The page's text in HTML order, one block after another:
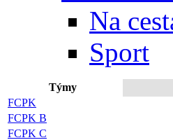
Na
Sport
Týmy
FCPK
FCPK B
FCPK C